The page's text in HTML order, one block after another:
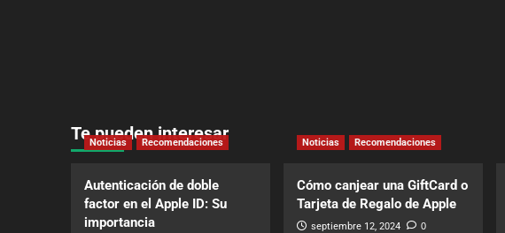
Te pueden interesar
Noticias Recomendaciones
Autenticación de doble
factor en el Apple ID: Su
importancia
Noticias Recomendaciones
Cómo canjear una GiftCard o
Tarjeta de Regalo de Apple
septiembre 12, 2024 0